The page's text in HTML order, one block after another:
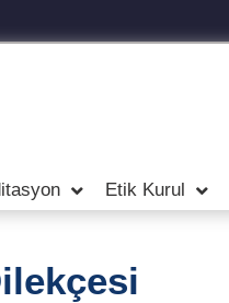
Etik Kurul